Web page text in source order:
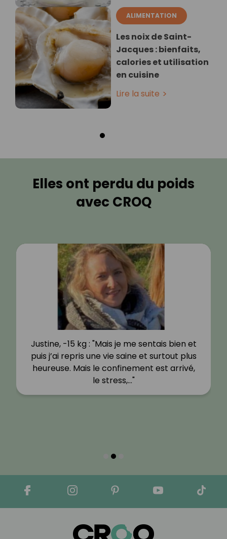
ALIMENTATION
Les noix de Saint-
Jacques : bienfaits,
calories et utilisation
en cuisine
Lire la suite
Elles ont perdu du poids
avec CROQ
Justine, -15 kg : "Mais je me sentais bien et
puis j’ai repris une vie saine et surtout plus
heureuse. Mais le confinement est arrivé,
le stress,…"